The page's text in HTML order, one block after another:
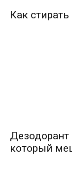
Как
Дезодорант
который